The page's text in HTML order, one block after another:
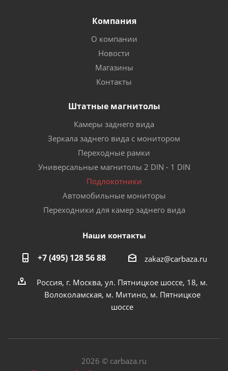
Компания
О компании
Новости
Магазины
Контакты
Штатные магнитолы
Камеры заднего вида
Зеркала заднего вида с монитором
Переходные рамки
Универсальные магнитолы 2 DIN - 1 DIN
Подлокотники
Автомобильные мониторы
Переходники для камер заднего вида
Наши контакты
+7 (495) 128 56 88 zakaz@carbaza.ru
Россия, г. Москва, ул. Пятницкое шоссе, 18, м.
Волоколамская, м. Митино, м. Пятницкое
шоссе
2026 © carbaza.ru